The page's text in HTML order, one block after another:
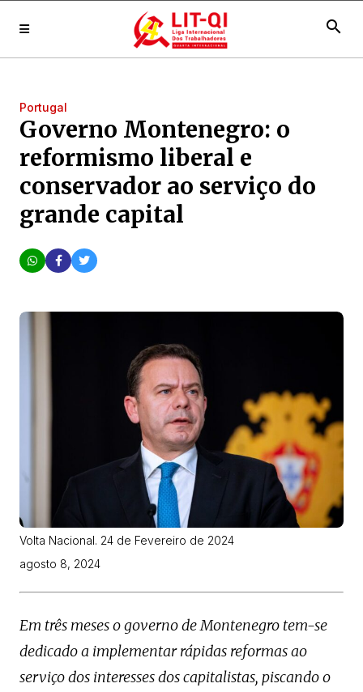
search
Portugal
Governo Montenegro: o
reformismo liberal e
conservador ao serviço do
grande capital
Volta Nacional. 24 de Fevereiro de 2024
agosto 8, 2024
Em três meses o governo de Montenegro tem-se
dedicado a implementar rápidas reformas ao
serviço dos interesses dos capitalistas, piscando o